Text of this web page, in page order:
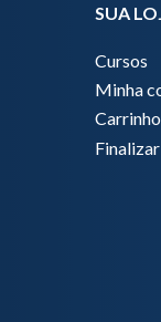
SUA
Cursos
Minha
Carrinho